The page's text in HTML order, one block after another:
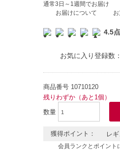
通常3日～1週間でお届け
お届けについて
4.5点
お気に入り登録数
商品番号 10710120
残りわずか（あと1個）
数量
獲得ポイント： レ
会員ランクとポイント